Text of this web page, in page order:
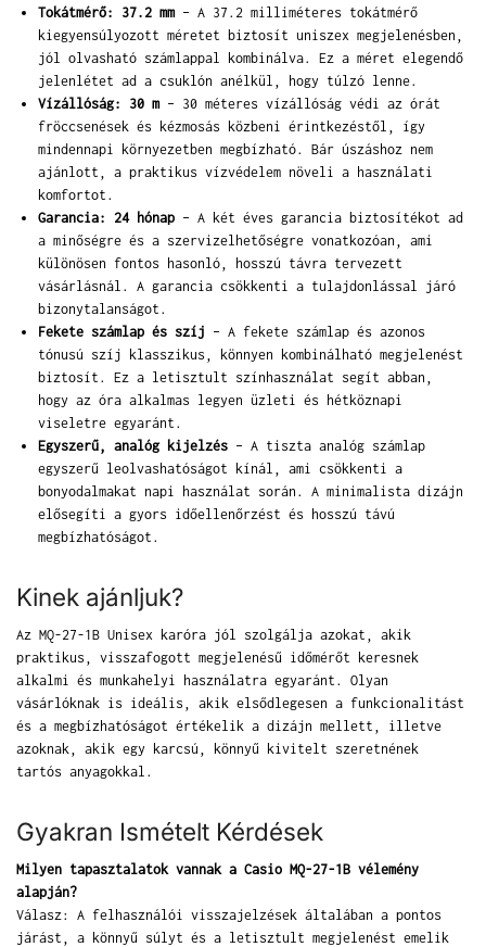
Tokátmérő: 37.2 mm– A 37.2 milliméteres tokátmérő
kiegyensúlyozott méretet biztosít uniszex megjelenésben,
jól olvasható számlappal kombinálva. Ez a méret elegendő
jelenlétet ad a csuklón anélkül, hogy túlzó lenne.
Vízállóság: 30 m– 30 méteres vízállóság védi az órát
fröccsenések és kézmosás közbeni érintkezéstől, így
mindennapi környezetben megbízható. Bár úszáshoz nem
ajánlott, a praktikus vízvédelem növeli a használati
komfortot.
Garancia: 24 hónap – A két éves garancia biztosítékot ad
a minőségre és a szervizelhetőségre vonatkozóan, ami
különösen fontos hasonló, hosszú távra tervezett
vásárlásnál. A garancia csökkenti a tulajdonlással járó
bizonytalanságot.
Fekete számlap és szíj – A fekete számlap és azonos
tónusú szíj klasszikus, könnyen kombinálható megjelenést
biztosít. Ez a letisztult színhasználat segít abban,
hogy az óra alkalmas legyen üzleti és hétköznapi
viseletre egyaránt.
Egyszerű, analóg kijelzés – A tiszta analóg számlap
egyszerű leolvashatóságot kínál, ami csökkenti a
bonyodalmakat napi használat során. A minimalista dizájn
elősegíti a gyors időellenőrzést és hosszú távú
megbízhatóságot.
Kinek ajánljuk?
Az MQ-27-1B Unisex karóra jól szolgálja azokat, akik
praktikus, visszafogott megjelenésű időmérőt keresnek
alkalmi és munkahelyi használatra egyaránt. Olyan
vásárlóknak is ideális, akik elsődlegesen a funkcionalitást
és a megbízhatóságot értékelik a dizájn mellett, illetve
azoknak, akik egy karcsú, könnyű kivitelt szeretnének
tartós anyagokkal.
Gyakran Ismételt Kérdések
Milyen tapasztalatok vannak a Casio MQ-27-1B vélemény
alapján?
Válasz: A felhasználói visszajelzések általában a pontos
járást, a könnyű súlyt és a letisztult megjelenést emelik